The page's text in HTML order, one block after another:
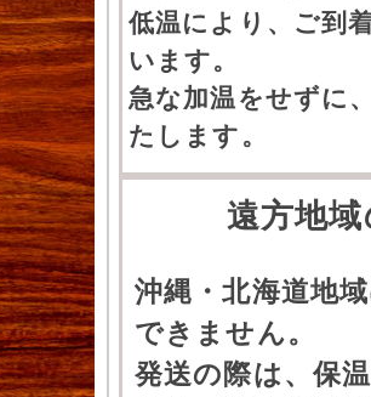
低温により、ご到
います。
急な加温をせずに
たします。
遠方地
沖縄・北海道地
できません。
発送の際は、保